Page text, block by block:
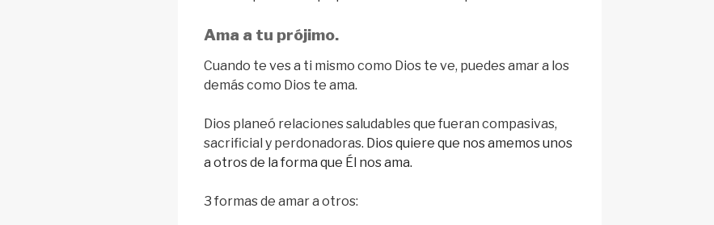
Ama a tu prójimo.
Cuando te ves a ti mismo como Dios te ve, puedes amar a los
demás como Dios te ama.
Dios planeó relaciones saludables que fueran compasivas,
sacrificial y perdonadoras. Dios quiere que nos amemos unos
a otros de la forma que Él nos ama.
3 formas de amar a otros: